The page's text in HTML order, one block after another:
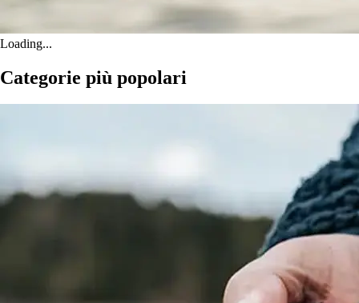
Loading...
Categorie più popolari